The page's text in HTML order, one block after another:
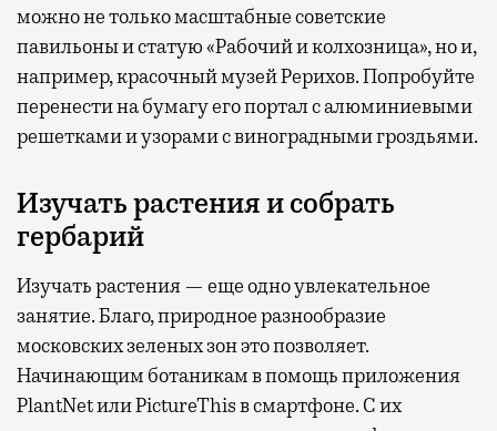
можно не только масштабные советские
павильоны и статую «Рабочий и колхозница», но и,
например, красочный музей Рерихов. Попробуйте
перенести на бумагу его портал с алюминиевыми
решетками и узорами с виноградными гроздьями.
Изучать растения и собрать
гербарий
Изучать растения — еще одно увлекательное
занятие. Благо, природное разнообразие
московских зеленых зон это позволяет.
Начинающим ботаникам в помощь приложения
PlantNet или PictureThis в смартфоне. С их